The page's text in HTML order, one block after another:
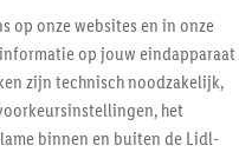
op onze websites en in onze
op jouw eindapparaat
zijn technisch noodzakelijk,
het
binnen en buiten de Lidl-